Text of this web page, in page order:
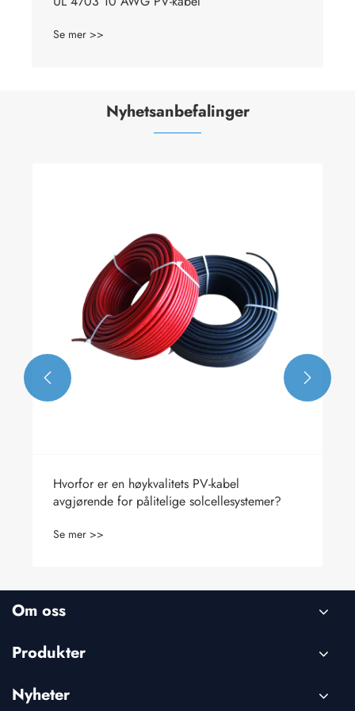
Se mer >>
Nyhetsanbefalinger
Hva er fordelene med PV -kabler?
 
Om oss
Produkter
Nyheter